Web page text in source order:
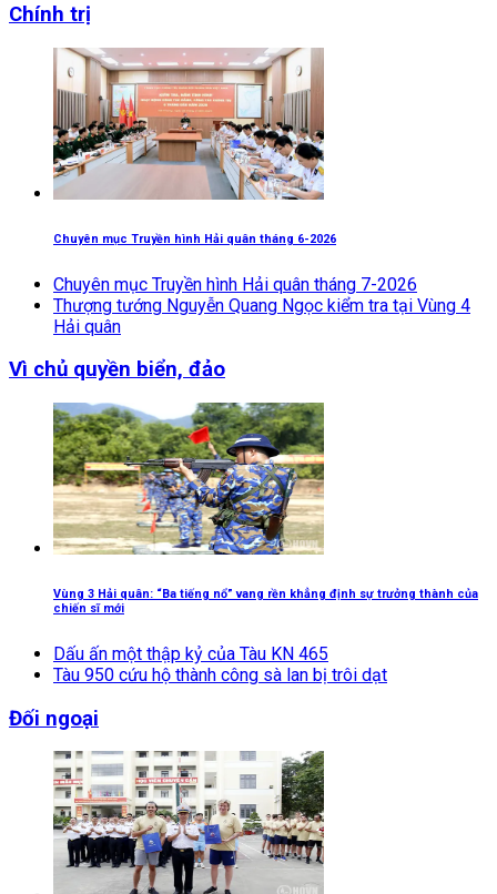
Chính trị
Chuyên mục Truyền hình Hải quân tháng 6-2026
Chuyên mục Truyền hình Hải quân tháng 7-2026
Thượng tướng Nguyễn Quang Ngọc kiểm tra tại Vùng 4
Hải quân
Vì chủ quyền biển, đảo
Vùng 3 Hải quân: “Ba tiếng nổ” vang rền khẳng định sự trưởng thành của
chiến sĩ mới
Dấu ấn một thập kỷ của Tàu KN 465
Tàu 950 cứu hộ thành công sà lan bị trôi dạt
Đối ngoại